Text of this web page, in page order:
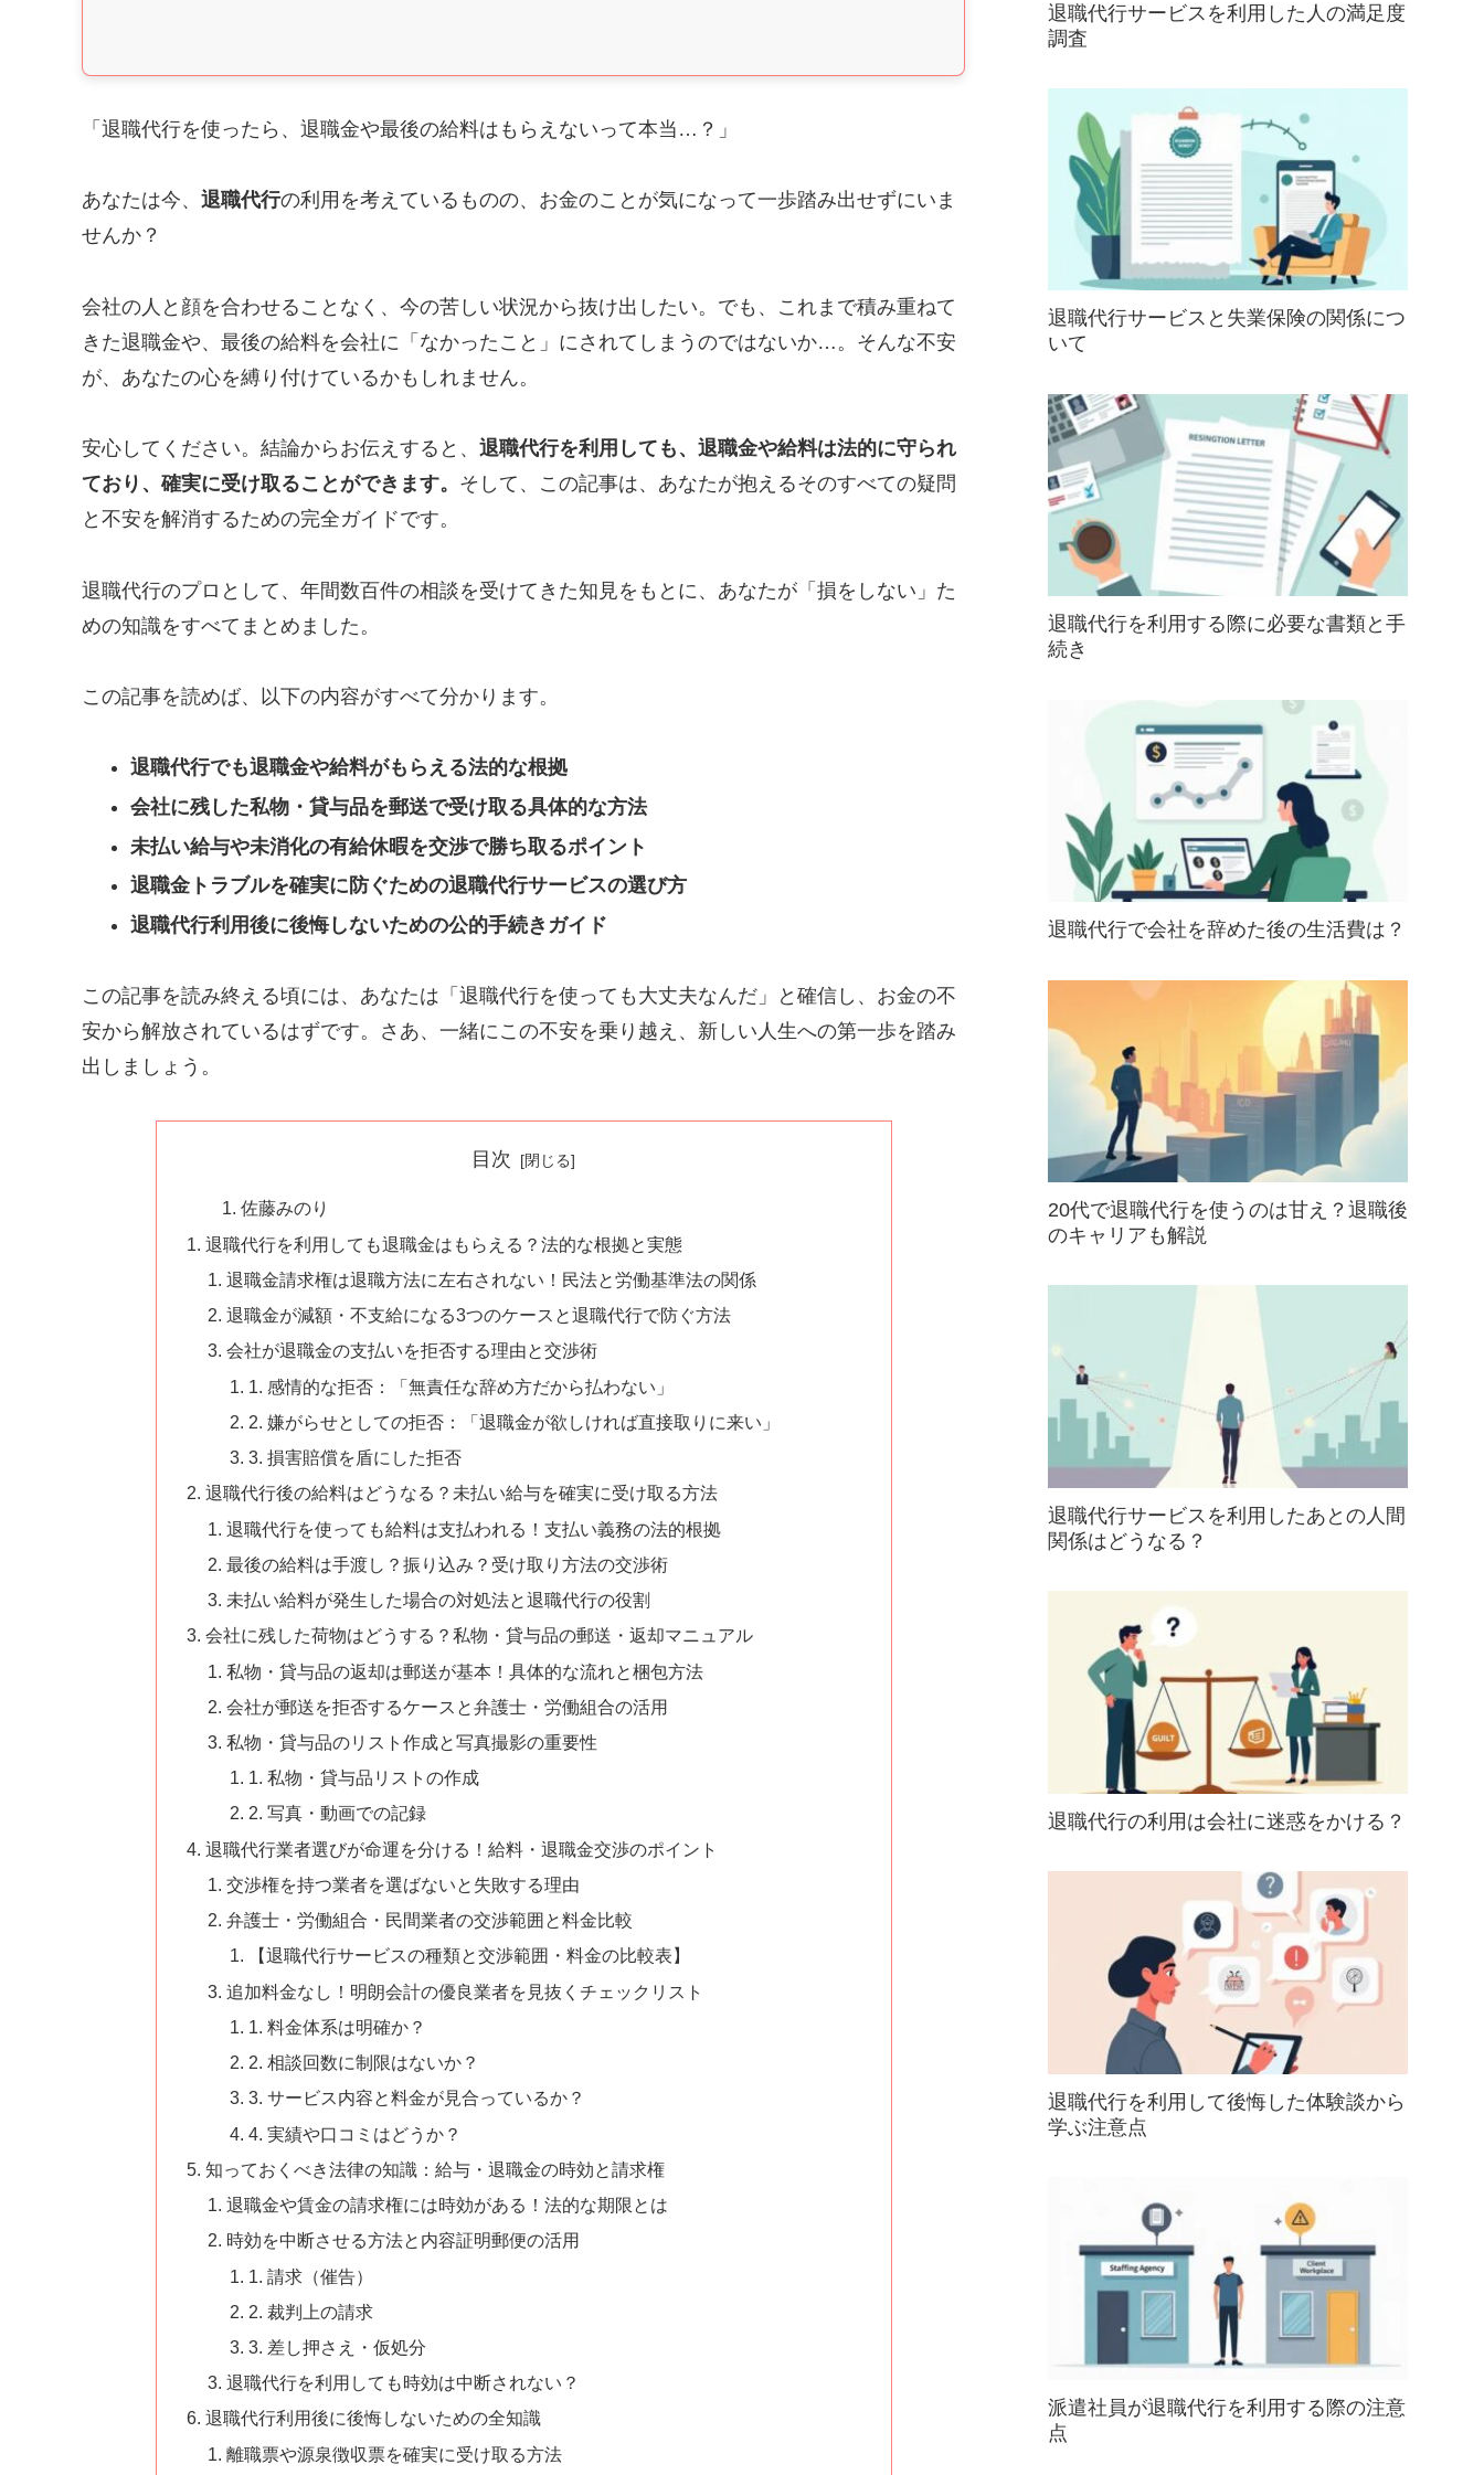
「退職代行を使ったら、退職金や最後の給料はもらえないって本当…？」
あなたは今、 退職代行の利用を考えているものの、お金のことが気になって一歩踏み出せずにいま
せんか？
会社の人と顔を合わせることなく、今の苦しい状況から抜け出したい。でも、これまで積み重ねて
きた退職金や、最後の給料を会社に「なかったこと」にされてしまうのではないか…。そんな不安
が、あなたの心を縛り付けているかもしれません。
安心してください。結論からお伝えすると、 退職代行を利用しても、退職金や給料は法的に守られ
ており、確実に受け取ることができます。 そして、この記事は、あなたが抱えるそのすべての疑問
と不安を解消するための完全ガイドです。
退職代行のプロとして、年間数百件の相談を受けてきた知見をもとに、あなたが「損をしない」た
めの知識をすべてまとめました。
この記事を読めば、以下の内容がすべて分かります。
退職代行でも退職金や給料がもらえる法的な根拠
会社に残した私物・貸与品を郵送で受け取る具体的な方法
未払い給与や未消化の有給休暇を交渉で勝ち取るポイント
退職金トラブルを確実に防ぐための退職代行サービスの選び方
退職代行利用後に後悔しないための公的手続きガイド
この記事を読み終える頃には、あなたは「退職代行を使っても大丈夫なんだ」と確信し、お金の不
安から解放されているはずです。さあ、一緒にこの不安を乗り越え、新しい人生への第一歩を踏み
出しましょう。
目次
佐藤みのり
退職代行を利用しても退職金はもらえる？法的な根拠と実態
退職金請求権は退職方法に左右されない！民法と労働基準法の関係
退職金が減額・不支給になる3つのケースと退職代行で防ぐ方法
会社が退職金の支払いを拒否する理由と交渉術
1. 感情的な拒否：「無責任な辞め方だから払わない」
2. 嫌がらせとしての拒否：「退職金が欲しければ直接取りに来い」
3. 損害賠償を盾にした拒否
退職代行後の給料はどうなる？未払い給与を確実に受け取る方法
退職代行を使っても給料は支払われる！支払い義務の法的根拠
最後の給料は手渡し？振り込み？受け取り方法の交渉術
未払い給料が発生した場合の対処法と退職代行の役割
会社に残した荷物はどうする？私物・貸与品の郵送・返却マニュアル
私物・貸与品の返却は郵送が基本！具体的な流れと梱包方法
会社が郵送を拒否するケースと弁護士・労働組合の活用
私物・貸与品のリスト作成と写真撮影の重要性
1. 私物・貸与品リストの作成
2. 写真・動画での記録
退職代行業者選びが命運を分ける！給料・退職金交渉のポイント
交渉権を持つ業者を選ばないと失敗する理由
弁護士・労働組合・民間業者の交渉範囲と料金比較
【退職代行サービスの種類と交渉範囲・料金の比較表】
追加料金なし！明朗会計の優良業者を見抜くチェックリスト
1. 料金体系は明確か？
2. 相談回数に制限はないか？
3. サービス内容と料金が見合っているか？
4. 実績や口コミはどうか？
知っておくべき法律の知識：給与・退職金の時効と請求権
退職金や賃金の請求権には時効がある！法的な期限とは
時効を中断させる方法と内容証明郵便の活用
1. 請求（催告）
2. 裁判上の請求
3. 差し押さえ・仮処分
退職代行を利用しても時効は中断されない？
退職代行利用後に後悔しないための全知識
離職票や源泉徴収票を確実に受け取る方法
退職代行サービスを利用した人の満足度
調査
退職代行サービスと失業保険の関係につ
いて
退職代行を利用する際に必要な書類と手
続き
退職代行で会社を辞めた後の生活費は？
20代で退職代行を使うのは甘え？退職後
のキャリアも解説
退職代行サービスを利用したあとの人間
関係はどうなる？
退職代行の利用は会社に迷惑をかける？
退職代行を利用して後悔した体験談から
学ぶ注意点
派遣社員が退職代行を利用する際の注意
点